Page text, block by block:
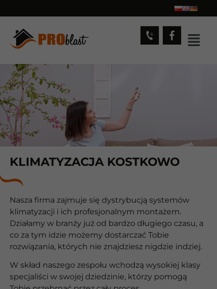
KLIMATYZACJA KOSTKOWO
Nasza firma zajmuje się dystrybucją systemów
klimatyzacji i ich profesjonalnym montażem.
Działamy w branży już od bardzo długiego czasu, a
co za tym idzie możemy dostarczać Tobie
rozwiązania, których nie znajdziesz nigdzie indziej.
W skład naszego zespołu wchodzą wysokiej klasy
specjaliści w swojej dziedzinie, którzy pomogą